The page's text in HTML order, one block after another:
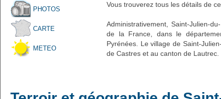
PHOTOS
CARTE
METEO
Vous trouverez tous les détails de
Administrativement, Saint-Julien-
de la France, dans le
Pyrénées. Le village de Saint-
de Castres et au canton de